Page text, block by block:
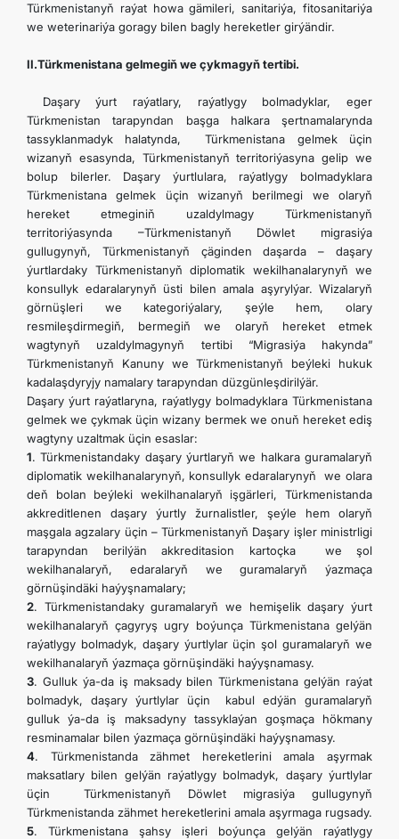
Türkmenistanyň raýat howa gämileri, sanitariýa, fitosanitariýa
we weterinariýa goragy bilen bagly hereketler girýändir.
II.Türkmenistana gelmegiň we çykmagyň tertibi.
Daşary ýurt raýatlary, raýatlygy bolmadyklar, eger
Türkmenistan tarapyndan başga halkara şertnamalarynda
tassyklanmadyk halatynda, Türkmenistana gelmek üçin
wizanyň esasynda, Türkmenistanyň territoriýasyna gelip we
bolup bilerler. Daşary ýurtlulara, raýatlygy bolmadyklara
Türkmenistana gelmek üçin wizanyň berilmegi we olaryň
hereket etmeginiň uzaldylmagy Türkmenistanyň
territoriýasynda –Türkmenistanyň Döwlet migrasiýa
gullugynyň, Türkmenistanyň çäginden daşarda – daşary
ýurtlardaky Türkmenistanyň diplomatik wekilhanalarynyň we
konsullyk edaralarynyň üsti bilen amala aşyrylýar. Wizalaryň
görnüşleri we kategoriýalary, şeýle hem, olary
resmileşdirmegiň, bermegiň we olaryň hereket etmek
wagtynyň uzaldylmagynyň tertibi “Migrasiýa hakynda”
Türkmenistanyň Kanuny we Türkmenistanyň beýleki hukuk
kadalaşdyryjy namalary tarapyndan düzgünleşdirilýär.
Daşary ýurt raýatlaryna, raýatlygy bolmadyklara Türkmenistana
gelmek we çykmak üçin wizany bermek we onuň hereket ediş
wagtyny uzaltmak üçin esaslar:
1. Türkmenistandaky daşary ýurtlaryň we halkara guramalaryň
diplomatik wekilhanalarynyň, konsullyk edaralarynyň we olara
deň bolan beýleki wekilhanalaryň işgärleri, Türkmenistanda
akkreditlenen daşary ýurtly žurnalistler, şeýle hem olaryň
maşgala agzalary üçin – Türkmenistanyň Daşary işler ministrligi
tarapyndan berilýän akkreditasion kartoçka we şol
wekilhanalaryň, edaralaryň we guramalaryň ýazmaça
görnüşindäki haýyşnamalary;
2. Türkmenistandaky guramalaryň we hemişelik daşary ýurt
wekilhanalaryň çagyryş ugry boýunça Türkmenistana gelýän
raýatlygy bolmadyk, daşary ýurtlylar üçin şol guramalaryň we
wekilhanalaryň ýazmaça görnüşindäki haýyşnamasy.
3. Gulluk ýa-da iş maksady bilen Türkmenistana gelýän raýat
bolmadyk, daşary ýurtlylar üçin kabul edýän guramalaryň
gulluk ýa-da iş maksadyny tassyklaýan goşmaça hökmany
resminamalar bilen ýazmaça görnüşindäki haýyşnamasy.
4. Türkmenistanda zähmet hereketlerini amala aşyrmak
maksatlary bilen gelýän raýatlygy bolmadyk, daşary ýurtlylar
üçin Türkmenistanyň Döwlet migrasiýa gullugynyň
Türkmenistanda zähmet hereketlerini amala aşyrmaga rugsady.
5. Türkmenistana şahsy işleri boýunça gelýän raýatlygy